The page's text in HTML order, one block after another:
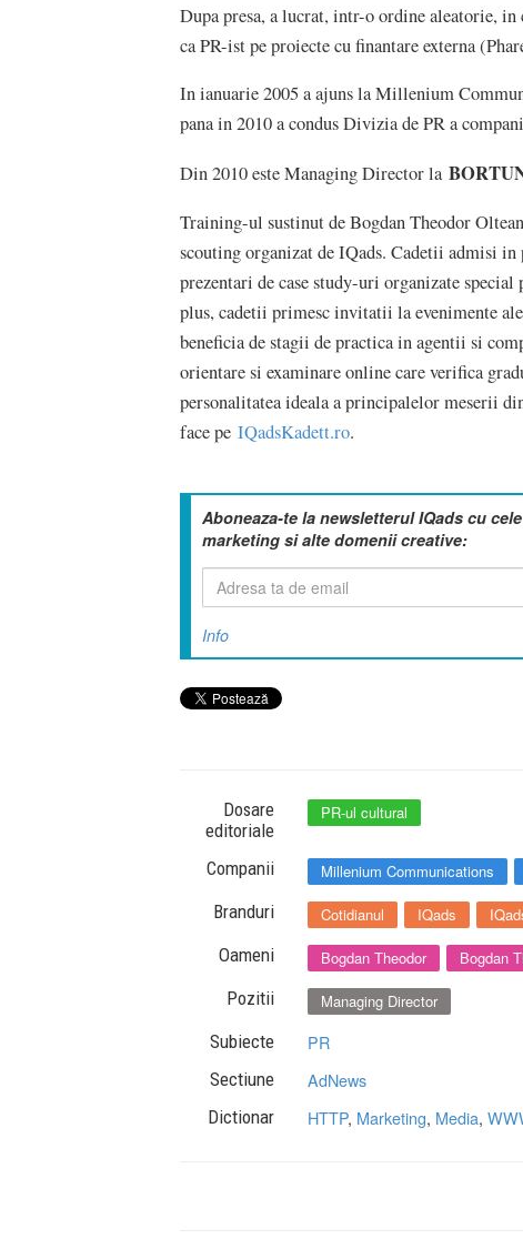
Dupa presa, a lucrat, intr-o ordine aleatorie,
ca PR-ist pe proiecte cu finantare externa
In ianuarie 2005 a ajuns la Millenium
pana in 2010 a condus Divizia de PR a
Din 2010 este Managing Director la
Training-ul sustinut de Bogdan Theodor
scouting organizat de IQads. Cadetii admisi
prezentari de case study-uri organizate
plus, cadetii primesc invitatii la evenimente
beneficia de stagii de practica in agentii si
orientare si examinare online care verifica
personalitatea ideala a principalelor meserii
face pe IQadsKadett.ro.
Aboneaza-te la newsletterul IQads cu
marketing si alte domenii creative:
Info
Dosare
editoriale
PR-ul cultural
Companii Millenium Communications
Branduri Cotidianul IQads
Oameni Bogdan Theodor Bogdan
Pozitii Managing Director
Subiecte PR
Sectiune AdNews
Dictionar HTTP, Marketing, Media,